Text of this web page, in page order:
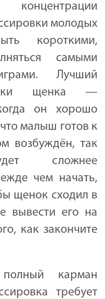
концентрации
молодых
короткими,
самыми
Лучший
щенка —
он хорошо
малыш готов к
возбуждён, так
сложнее
чем начать,
щенок сходил в
вывести его на
как закончите
карман
требует